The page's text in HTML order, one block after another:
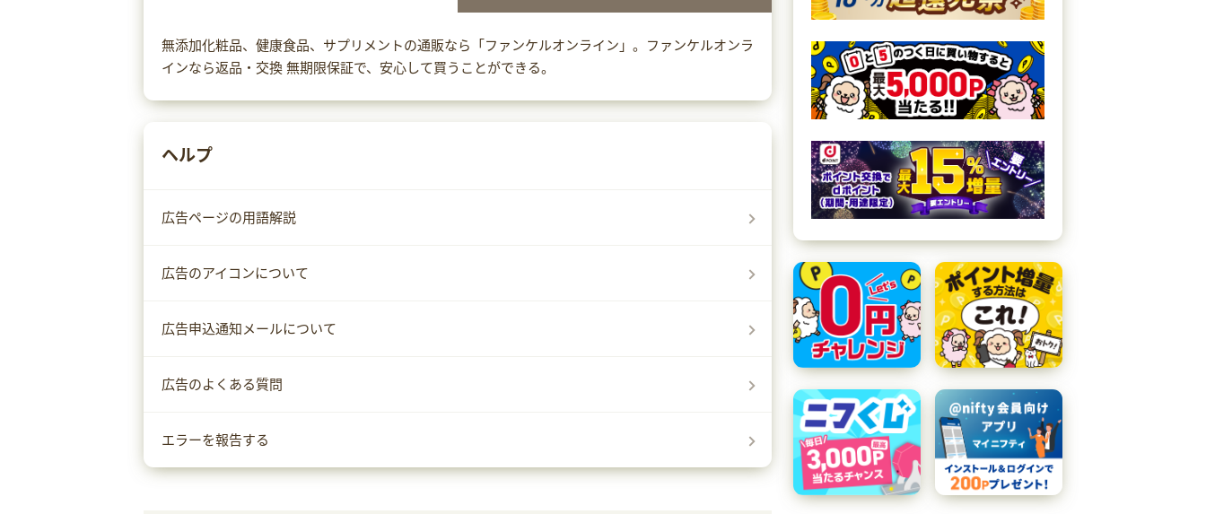
無添加化粧品、健康食品、サプリメントの通販なら「ファンケルオンライン」。ファンケルオンラ
インなら返品・交換 無期限保証で、安心して買うことができる。
ヘルプ
広告ページの用語解説
広告のアイコンについて
広告申込通知メールについて
広告のよくある質問
エラーを報告する